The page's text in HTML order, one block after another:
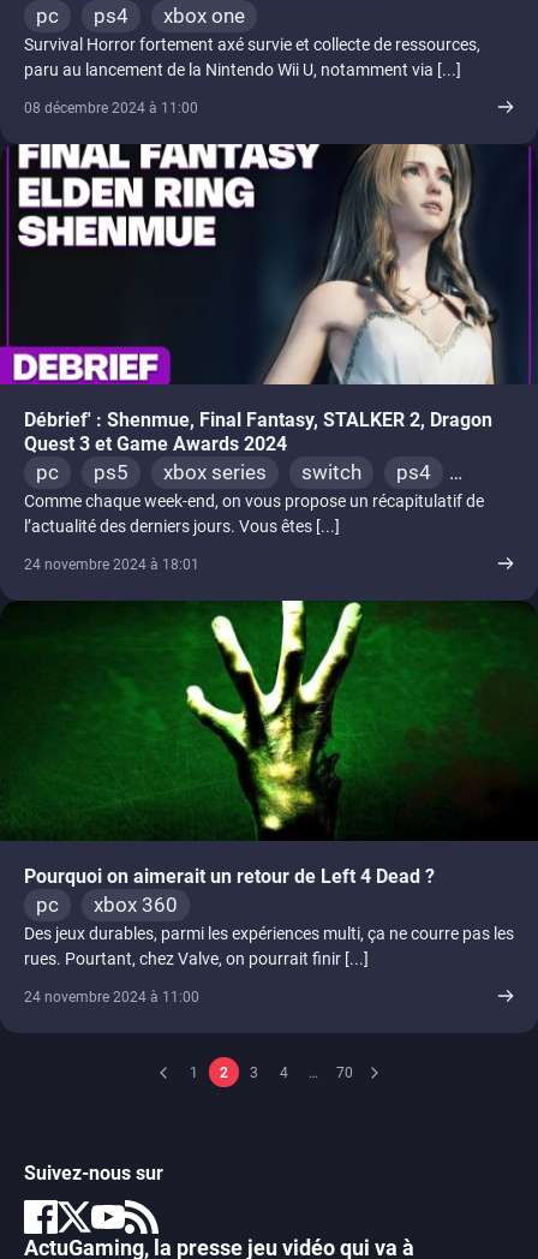
pc ps4 xbox one
Survival Horror fortement axé survie et collecte de ressources,
paru au lancement de la Nintendo Wii U, notamment via [...]
08 décembre 2024 à 11:00
Débrief' : Shenmue, Final Fantasy, STALKER 2, Dragon
Quest 3 et Game Awards 2024
pc ps5 xbox series switch
ps4
xbox one
Comme chaque week-end, on vous propose un récapitulatif de
l’actualité des derniers jours. Vous êtes [...]
24 novembre 2024 à 18:01
Pourquoi on aimerait un retour de Left 4 Dead ?
pc xbox 360
Des jeux durables, parmi les expériences multi, ça ne courre pas les
rues. Pourtant, chez Valve, on pourrait finir [...]
24 novembre 2024 à 11:00
1 2 3 4 … 70
Suivez-nous sur
ActuGaming, la presse jeu vidéo qui va à